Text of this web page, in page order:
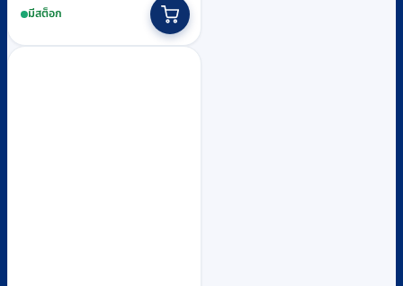
was:
฿600.
is:
฿580.
มีสต็อก